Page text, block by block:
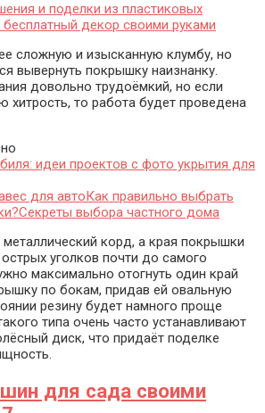
и поделки из пластиковых
декор своими руками
сложную и изысканную клумбу, но
вывернуть покрышку наизнанку.
довольно трудоёмкий, но если
хитрость, то работа будет проведена
для авто Как правильно выбрать
Секреты выбора частного дома
корд, а края покрышки
уголков почти до самого
максимально отогнуть один край
по бокам, придав ей овальную
резину будет намного проще
типа очень часто устанавливают
диск, что придаёт поделке